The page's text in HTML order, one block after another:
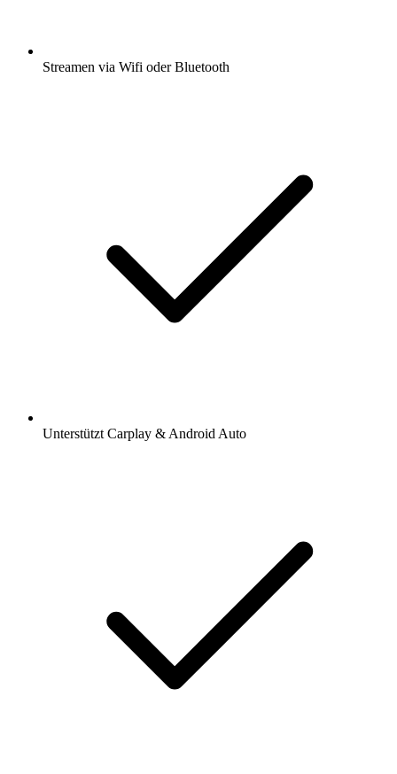
Streamen via Wifi oder Bluetooth
Unterstützt Carplay & Android Auto